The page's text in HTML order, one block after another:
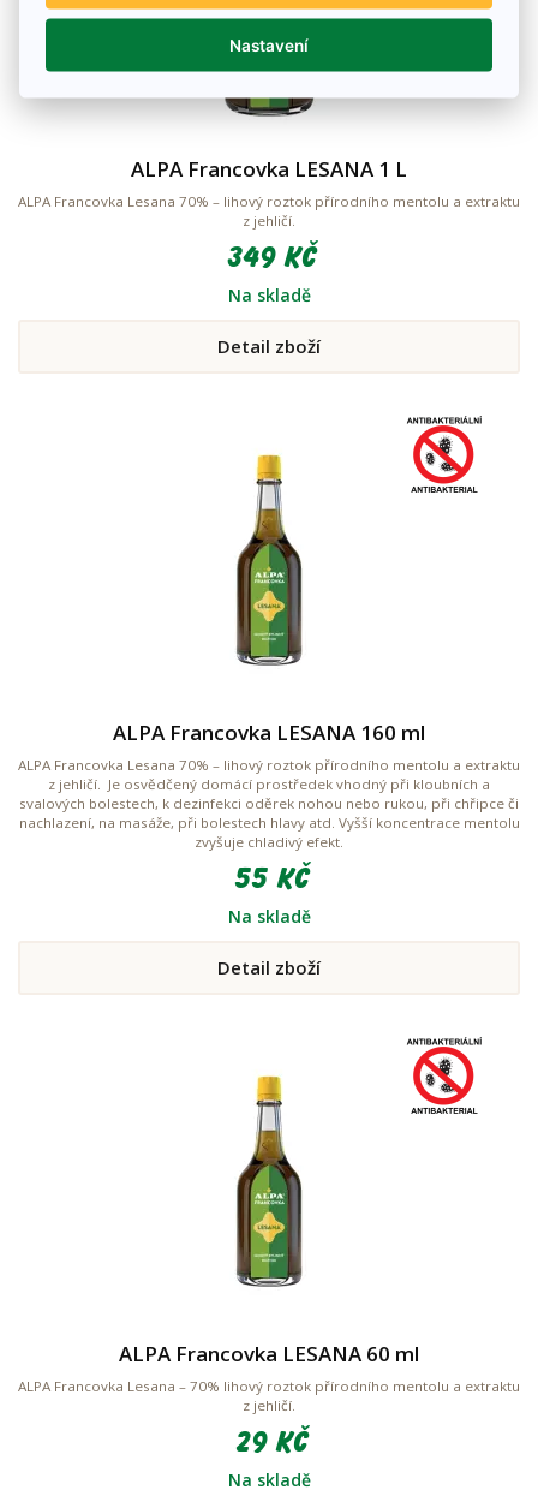
ALPA Francovka LESANA 1 L
ALPA Francovka Lesana 70% – lihový roztok přírodního mentolu a extraktu
z jehličí.
349 Kč
Na skladě
Detail zboží
ALPA Francovka LESANA 160 ml
ALPA Francovka Lesana 70% – lihový roztok přírodního mentolu a extraktu
z jehličí. Je osvědčený domácí prostředek vhodný při kloubních a
svalových bolestech, k dezinfekci oděrek nohou nebo rukou, při chřipce či
nachlazení, na masáže, při bolestech hlavy atd. Vyšší koncentrace mentolu
zvyšuje chladivý efekt.
55 Kč
Na skladě
Detail zboží
ALPA Francovka LESANA 60 ml
ALPA Francovka Lesana – 70% lihový roztok přírodního mentolu a extraktu
z jehličí.
29 Kč
Na skladě
Nastavení